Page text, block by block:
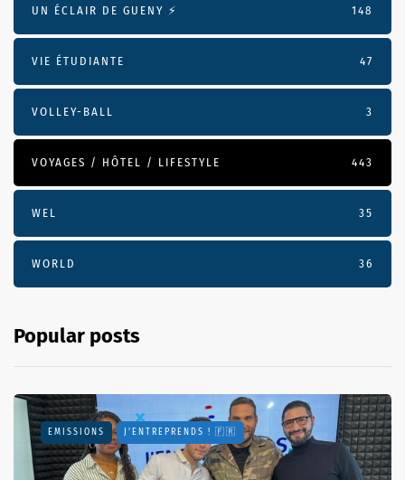
UN ÉCLAIR DE GUENY ⚡️ 148
VIE ÉTUDIANTE 47
VOLLEY-BALL 3
VOYAGES / HÔTEL / LIFESTYLE 443
WEL 35
WORLD 36
Popular posts
EMISSIONS J'ENTREPRENDS ! 🇫🇷